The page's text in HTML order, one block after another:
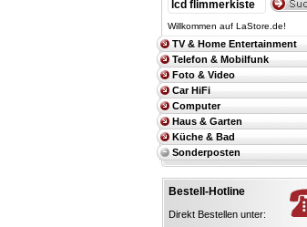
Willkommen auf LaStore.de!
TV & Home Entertainment
Telefon & Mobilfunk
Foto & Video
Car HiFi
Computer
Haus & Garten
Küche & Bad
Sonderposten
Bestell-Hotline
Direkt Bestellen unter: